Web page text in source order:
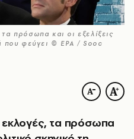
πρόσωπα και οι εξελίξεις
που φεύγει © EPA / Sooc
τα πρόσωπα